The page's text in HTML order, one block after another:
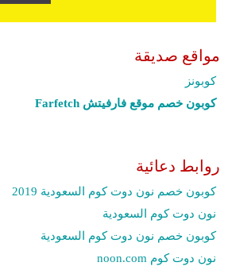
مواقع صديقة
كوبونز
كوبون خصم موقع فارفيتش Farfetch‎
روابط دعائية
كوبون خصم نون دوت كوم السعودية 2019
نون دوت كوم السعودية
كوبون خصم نون دوت كوم السعودية
نون دوت كوم noon.com